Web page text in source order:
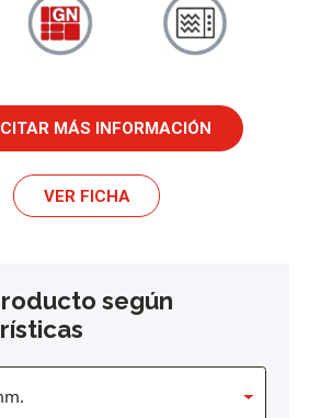
MÁS INFORMACIÓN
VER FICHA
según